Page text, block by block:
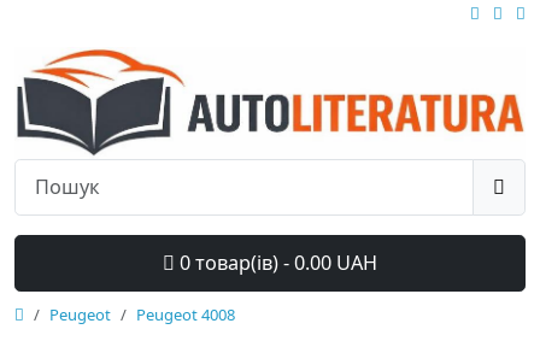
0 товар(ів) - 0.00 UAH
Peugeot Peugeot 4008